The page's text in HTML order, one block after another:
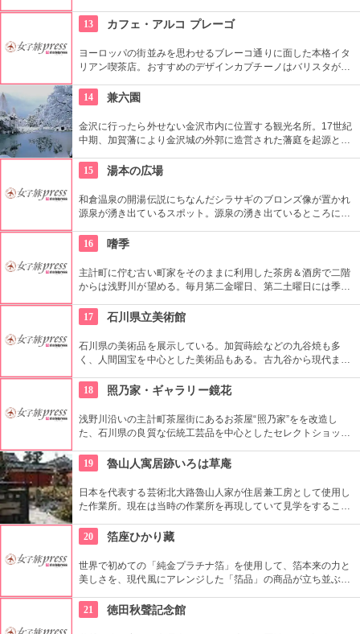
石川県ゆかりの文学者の資料を展示する「石川近代文学館」に
よって構成されている。
13 カフェ・アルコ プレーゴ
ヨーロッパの街並みを思わせるブレーコ通りに面した本格イタ
リアン喫茶店。おすすめのデザインカプチーノはバリスタが可
ブルで種類も豊富。金沢名物 ハントンライスもランチメニュ
ーにあるので、ぜひともトライしたい一品。
14 兼六園
金沢に行ったら外せない金沢市内に位置する観光名所。17世紀
中期、加賀藩により金沢城の外郭に造営された藩庭を起源とす
市の偕楽園と並んで、日本三名園の一つ。1922年に国の名勝、
1985年には国の特別名勝に指定。
15 湯本の広場
和倉温泉の開湯伝説にちなんだシラサギのブロンズ像が置かれ
源泉が湧き出ているスポット。源泉の湧き出ているところに、
塩味のする温泉たまごの出来上がり！
16 嗜季
主計町に佇む古い町家をそのままに利用した茶房＆酒房で二階
からは浅野川が望める。毎月第二金曜日、第二土曜日には季節
17
石川県立美術館
石川県の美術品を展示している。加賀蒔絵などの九谷焼も多
く、人間国宝を中心とした美術品もある。古九谷から現代まで
逃せない。
18 照乃家・ギャラリー鏡花
浅野川沿いの主計町茶屋街にあるお茶屋“照乃家”をを改造し
た、石川県の良質な伝統工芸品を中心としたセレクトショッ
酒といった県産の一級品を扱う。また、小皿や盃などに好みの
デザインを描く蒔絵体験（1000円）も。
19 魯山人寓居跡いろは草庵
日本を代表する芸術北大路魯山人家が住居兼工房として使用し
た作業所。現在は当時の作業所を再現していて見学をすること
ます。
20 箔座ひかり藏
世界で初めての「純金プラチナ箔」を使用して、箔本来の力と
美しさを、現代風にアレンジした「箔品」の商品が立ち並ぶ。
「箔品」を販売。 悠久の光を思わせる「黄金の蔵」は必見。ま
た、箔押体験もできる（要予約）。
21 徳田秋聲記念館